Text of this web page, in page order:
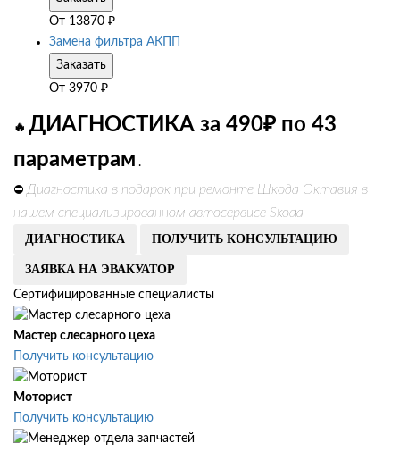
От 13870 ₽
Замена фильтра АКПП
Заказать
От 3970 ₽
🔥 ДИАГНОСТИКА за 490₽ по 43
параметрам .
⛔ Диагностика в подарок при ремонте Шкода Октавия в
нашем специализированном автосервисе Skoda
ДИАГНОСТИКА ПОЛУЧИТЬ КОНСУЛЬТАЦИЮ
ЗАЯВКА НА ЭВАКУАТОР
Сертифицированные специалисты
Мастер слесарного цеха
Получить консультацию
Моторист
Получить консультацию